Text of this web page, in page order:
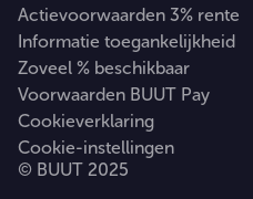
Actievoorwaarden 3% rente
Informatie toegankelijkheid
Zoveel % beschikbaar
Voorwaarden BUUT Pay
Cookieverklaring
Cookie-instellingen
© BUUT 2025